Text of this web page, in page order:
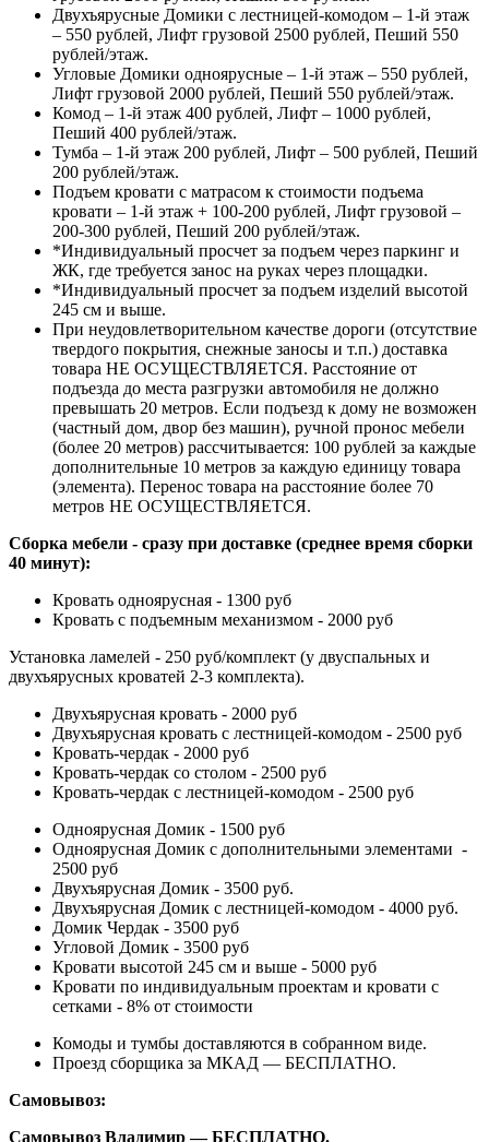
Двухъярусные Домики с лестницей-комодом – 1-й этаж
– 550 рублей, Лифт грузовой 2500 рублей, Пеший 550
рублей/этаж.
Угловые Домики одноярусные – 1-й этаж – 550 рублей,
Лифт грузовой 2000 рублей, Пеший 550 рублей/этаж.
Комод – 1-й этаж 400 рублей, Лифт – 1000 рублей,
Пеший 400 рублей/этаж.
Тумба – 1-й этаж 200 рублей, Лифт – 500 рублей, Пеший
200 рублей/этаж.
Подъем кровати с матрасом к стоимости подъема
кровати – 1-й этаж + 100-200 рублей, Лифт грузовой –
200-300 рублей, Пеший 200 рублей/этаж.
*Индивидуальный просчет за подъем через паркинг и
ЖК, где требуется занос на руках через площадки.
*Индивидуальный просчет за подъем изделий высотой
245 см и выше.
При неудовлетворительном качестве дороги (отсутствие
твердого покрытия, снежные заносы и т.п.) доставка
товара НЕ ОСУЩЕСТВЛЯЕТСЯ. Расстояние от
подъезда до места разгрузки автомобиля не должно
превышать 20 метров. Если подъезд к дому не возможен
(частный дом, двор без машин), ручной пронос мебели
(более 20 метров) рассчитывается: 100 рублей за каждые
дополнительные 10 метров за каждую единицу товара
(элемента). Перенос товара на расстояние более 70
метров НЕ ОСУЩЕСТВЛЯЕТСЯ.
Сборка мебели - сразу при доставке (среднее время сборки
40 минут):
Кровать одноярусная - 1300 руб
Кровать с подъемным механизмом - 2000 руб
Установка ламелей - 250 руб/комплект (у двуспальных и
двухъярусных кроватей 2-3 комплекта).
Двухъярусная кровать - 2000 руб
Двухъярусная кровать с лестницей-комодом - 2500 руб
Кровать-чердак - 2000 руб
Кровать-чердак со столом - 2500 руб
Кровать-чердак с лестницей-комодом - 2500 руб
Одноярусная Домик - 1500 руб
Одноярусная Домик с дополнительными элементами -
2500 руб
Двухъярусная Домик - 3500 руб.
Двухъярусная Домик с лестницей-комодом - 4000 руб.
Домик Чердак - 3500 руб
Угловой Домик - 3500 руб
Кровати высотой 245 см и выше - 5000 руб
Кровати по индивидуальным проектам и кровати с
сетками - 8% от стоимости
Комоды и тумбы доставляются в собранном виде.
Проезд сборщика за МКАД — БЕСПЛАТНО.
Самовывоз:
Самовывоз Владимир — БЕСПЛАТНО.